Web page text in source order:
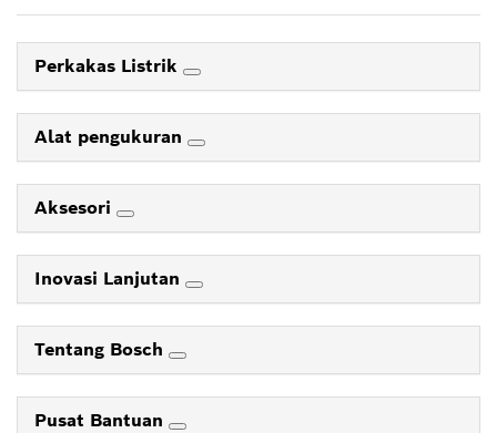
Perkakas Listrik
Alat pengukuran
Aksesori
Inovasi Lanjutan
Tentang Bosch
Pusat Bantuan